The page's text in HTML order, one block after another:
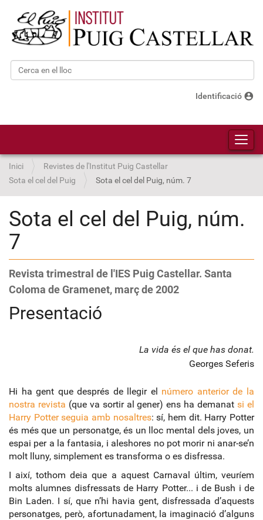
Cerca
Identificació account_circle
Inici
Revistes de l'Institut Puig Castellar
Sota el cel del Puig
Sota el cel del Puig, núm. 7
Sota el cel del Puig, núm.
7
Revista trimestral de l'IES Puig Castellar. Santa
Coloma de Gramenet, març de 2002
Presentació
La vida és el que has donat.
Georges Seferis
Hi ha gent que després de llegir el número anterior de la
nostra revista (que va sortir al gener) ens ha demanatsi el
Harry Potter seguia amb nosaltres: sí, hem dit. Harry Potter
és més que un personatge, és un lloc mental dels joves, un
espai per a la fantasia, i aleshores no pot morir ni anar-se’n
molt lluny, simplement es transforma o es disfressa.
I així, tothom deia que a aquest Carnaval últim, veuríem
molts alumnes disfressats de Harry Potter... i de Bush i de
Bin Laden. I sí, que n’hi havia gent, disfressada d’aquests
personatges, però, afortunadament, la imaginació d’alguns